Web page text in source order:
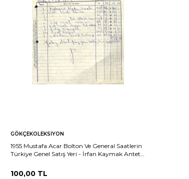
GÖKÇEKOLEKSIYON
1955 Mustafa Acar Bolton Ve General Saatlerin
Türkiye Genel Satış Yeri - İrfan Kaymak Antetli
100,00 TL